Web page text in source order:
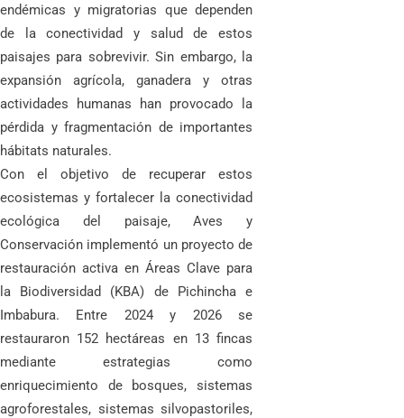
endémicas y migratorias que dependen
de la conectividad y salud de estos
paisajes para sobrevivir. Sin embargo, la
expansión agrícola, ganadera y otras
actividades humanas han provocado la
pérdida y fragmentación de importantes
hábitats naturales.
Con el objetivo de recuperar estos
ecosistemas y fortalecer la conectividad
ecológica del paisaje, Aves y
Conservación implementó un proyecto de
restauración activa en Áreas Clave para
la Biodiversidad (KBA) de Pichincha e
Imbabura. Entre 2024 y 2026 se
restauraron 152 hectáreas en 13 fincas
mediante estrategias como
enriquecimiento de bosques, sistemas
agroforestales, sistemas silvopastoriles,